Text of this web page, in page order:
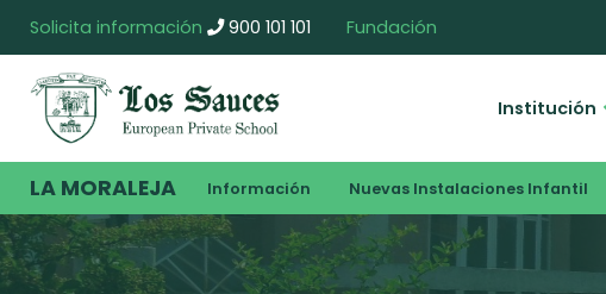
Solicita información 900 101 101 Fundación
Institución
LA MORALEJA Información Nuevas Instalaciones Infantil